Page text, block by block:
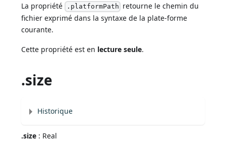
La propriété .platformPath retourne le chemin du
fichier exprimé dans la syntaxe de la plate-forme
courante.
Cette propriété est en lecture seule.
.size
Historique
.size : Real